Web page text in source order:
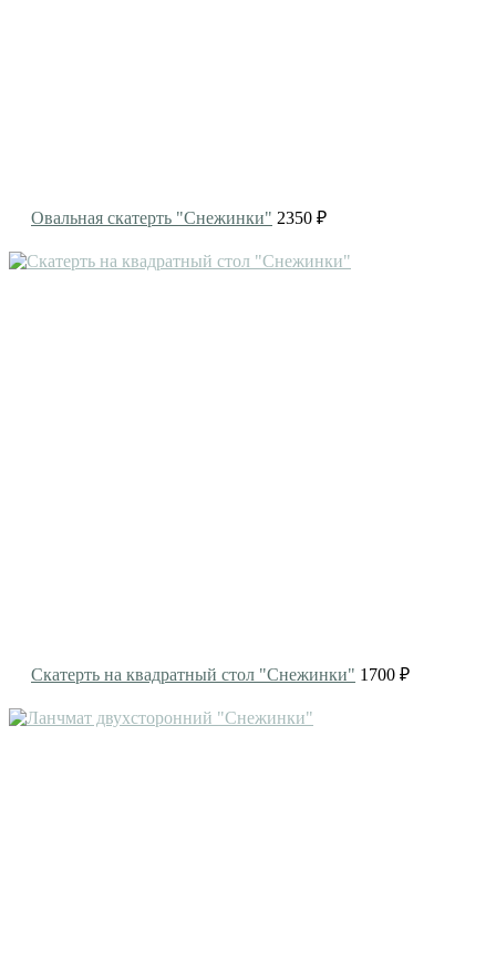
Овальная скатерть "Снежинки" 2350 ₽
Скатерть на квадратный стол "Снежинки" 1700 ₽